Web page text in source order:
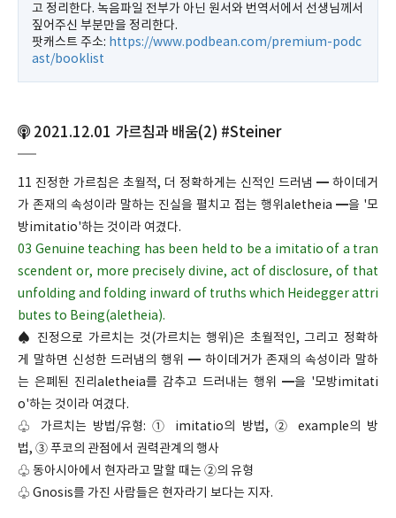
고 정리한다. 녹음파일 전부가 아닌 원서와 번역서에서 선생님께서
짚어주신 부분만을 정리한다.
팟캐스트 주소: https://www.podbean.com/premium-podc
ast/booklist
2021.12.01 가르침과 배움(2) #Steiner
11 진정한 가르침은 초월적, 더 정확하게는 신적인 드러냄 ━ 하이데거
가 존재의 속성이라 말하는 진실을 펼치고 접는 행위aletheia ━을 '모
방imitatio'하는 것이라 여겼다.
03 Genuine teaching has been held to be a imitatio of a tran
scendent or, more precisely divine, act of disclosure, of that
unfolding and folding inward of truths which Heidegger attri
butes to Being(aletheia).
♠ 진정으로 가르치는 것(가르치는 행위)은 초월적인, 그리고 정확하
게 말하면 신성한 드러냄의 행위 ━ 하이데거가 존재의 속성이라 말하
는 은폐된 진리aletheia를 감추고 드러내는 행위 ━을 '모방imitati
o'하는 것이라 여겼다.
♧ 가르치는 방법/유형: ① imitatio의 방법, ② example의 방
법, ③ 푸코의 관점에서 권력관계의 행사
♧ 동아시아에서 현자라고 말할 때는 ②의 유형
♧ Gnosis를 가진 사람들은 현자라기 보다는 지자.